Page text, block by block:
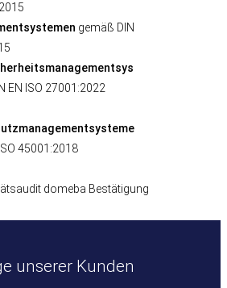
gemäß DIN
EN ISO 27001:2022
45001:2018
unserer Kunden